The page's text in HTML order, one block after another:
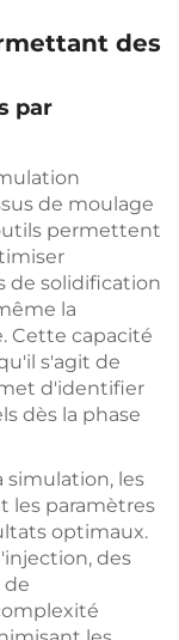
des
par
de moulage
permettent
de solidification
la
Cette capacité
s'agit de
d'identifier
dès la phase
simulation, les
les paramètres
optimaux.
des
de